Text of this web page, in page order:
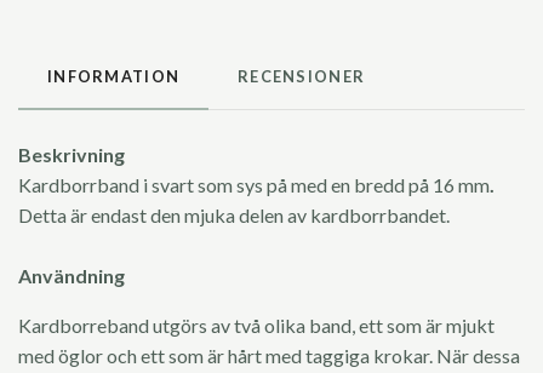
INFORMATION RECENSIONER
Beskrivning
Kardborrband i svart som sys på med en bredd på 16 mm.
Detta är endast den mjuka delen av kardborrbandet.
Användning
Kardborreband utgörs av två olika band, ett som är mjukt
med öglor och ett som är hårt med taggiga krokar. När dessa